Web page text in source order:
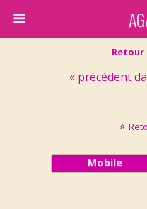
Retour
« précédent
Mobile